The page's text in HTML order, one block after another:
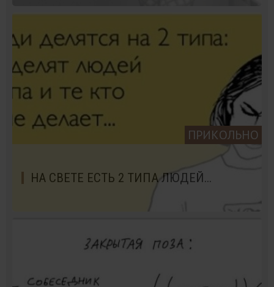
ПРИКОЛЬНО
НА СВЕТЕ ЕСТЬ 2 ТИПА ЛЮДЕЙ...